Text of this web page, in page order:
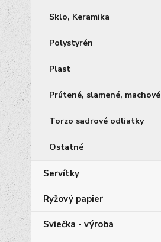
Sklo, Keramika
Polystyrén
Plast
Prútené, slamené, machové
Torzo sadrové odliatky
Ostatné
Servítky
Ryžový papier
Sviečka - výroba